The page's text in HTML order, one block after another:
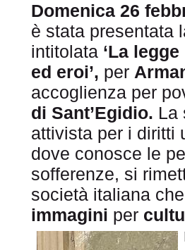
Domenica 26
è stata presentata
intitolata ‘La
ed eroi’, per
accoglienza per
di Sant’Egidio. La
attivista per i diritti
dove conosce le
sofferenze, si
società italiana
immagini per